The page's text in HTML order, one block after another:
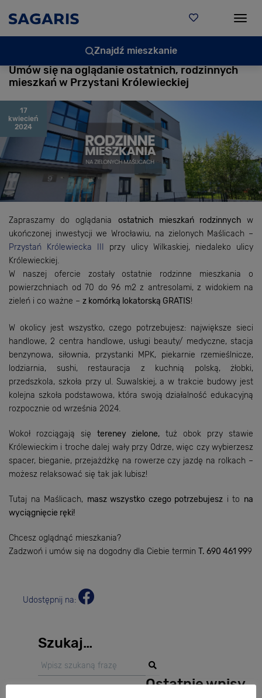
Znajdź mieszkanie
Umów się na oglądanie ostatnich, rodzinnych
mieszkań w Przystani Królewieckiej
17
kwiecień
2024
Zapraszamy do oglądania ostatnich mieszkań rodzinnych w
ukończonej inwestycji we Wrocławiu, na zielonych Maślicach –
Przystań Królewiecka III przy ulicy Wilkaskiej, niedaleko ulicy
Królewieckiej.
W naszej ofercie zostały ostatnie rodzinne mieszkania o
powierzchniach od 70 do 96 m2 z antresolami, z widokiem na
zieleń i co ważne – z komórką lokatorską GRATIS!
W okolicy jest wszystko, czego potrzebujesz: największe sieci
handlowe, 2 centra handlowe, usługi beauty/ medyczne, stacja
benzynowa, siłownia, przystanki MPK, piekarnie rzemieślnicze,
lodziarnia, sushi, restauracja z kuchnią polską, żłobki,
przedszkola, szkoła przy ul. Suwalskiej, a w trakcie budowy jest
kolejna szkoła podstawowa, która swoją działalność edukacyjną
rozpocznie od września 2024.
Wokoł rozciągają się tereney zielone, tuż obok przy stawie
Królewieckim i troche dalej wały przy Odrze, więc czy wybierzesz
spacer, bieganie, przejażdżkę na rowerze czy jazdę na rolkach –
możesz relaksować się tak jak lubisz!
Tutaj na Maślicach, masz wszystko czego potrzebujesz i to na
wyciągnięcie ręki!
Chcesz oglądnąć mieszkania?
Zadzwoń i umów się na dogodny dla Ciebie termin T. 690 461 999
Udostępnij na:
Szukaj…
Ostatnie wpisy